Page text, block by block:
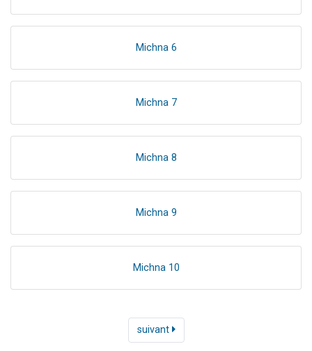
Michna 6
Michna 7
Michna 8
Michna 9
Michna 10
suivant